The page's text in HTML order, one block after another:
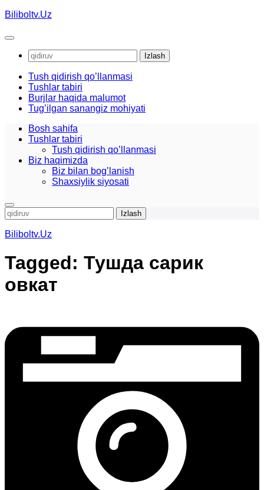
Skip
content
Biliboltv.Uz
Qidirshish:
Tush qidirish qo’llanmasi
Tushlar tabiri
Burjlar haqida malumot
Tug’ilgan sanangiz mohiyati
Bosh sahifa
Tushlar tabiri
Tush qidirish qo’llanmasi
Biz haqimizda
Biz bilan bog’lanish
Shaxsiylik siyosati
Qidirshish:
Biliboltv.Uz
Tagged: Тушда сарик
овкат